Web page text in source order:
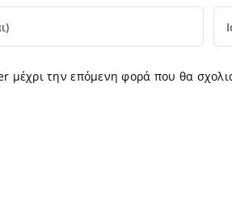
μέχρι την επόμενη φορά που θα